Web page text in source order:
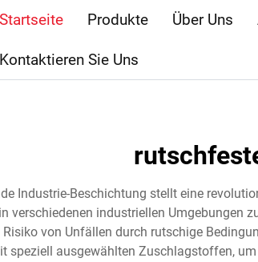
Startseite Produkte Über Uns
Kontaktieren Sie Uns
Industrie-Beschichtung stellt eine
verschiedenen industriellen Umgebungen
Risiko von Unfällen durch rutschige
speziell ausgewählten Zuschlagstoffen,